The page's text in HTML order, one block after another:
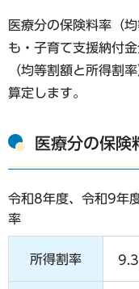
医療分の保険料率（
も・子育て支援納付
（均等割額と所得割
算定します。
医療分の保険
令和8年度、令和9年
率
所得割率